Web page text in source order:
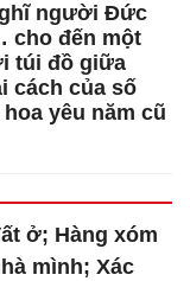
người Đức
cho đến một
túi đồ giữa
cách của số
yêu năm cũ
ở; Hàng xóm
mình; Xác